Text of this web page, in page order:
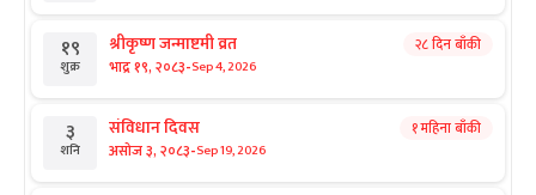
१९
शुक्र
श्रीकृष्ण जन्माष्टमी व्रत
भाद्र १९, २०८३-Sep 4, 2026
२८ दिन बाँकी
३
शनि
संविधान दिवस
असोज ३, २०८३-Sep 19, 2026
१ महिना बाँकी